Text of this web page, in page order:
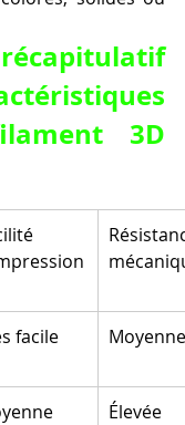
3D
Résistance
facile Moyenne
Élevée